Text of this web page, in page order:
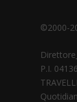
©2000-
P.I.